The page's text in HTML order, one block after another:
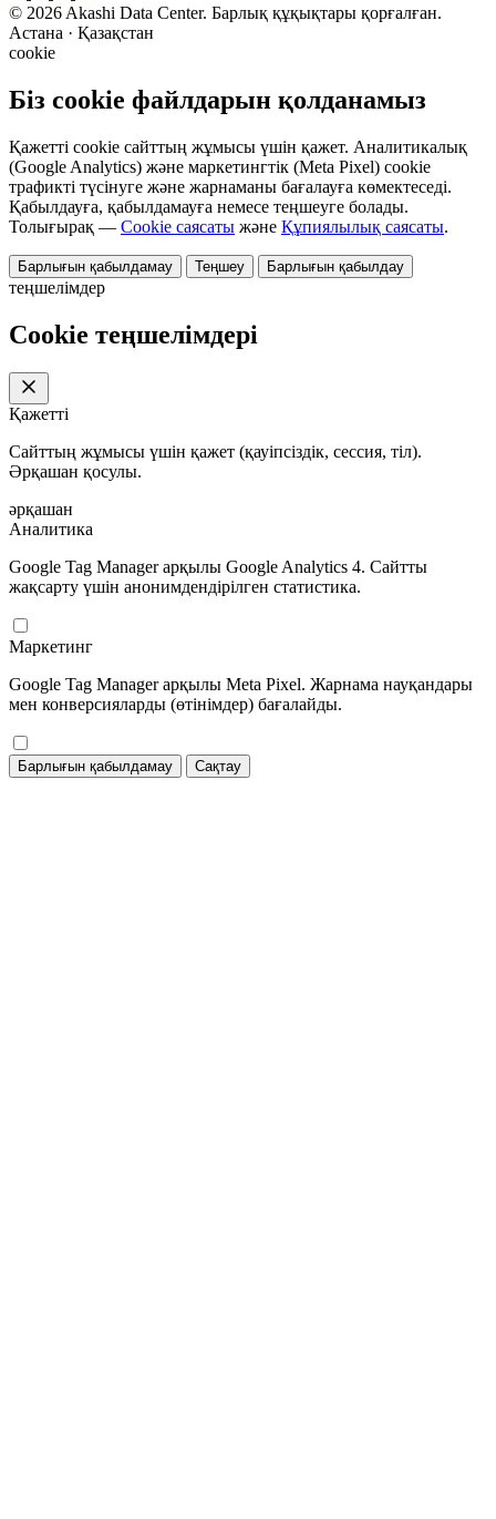
© 2026 Akashi Data Center. Барлық құқықтары қорғалған.
Астана · Қазақстан
cookie
Біз cookie файлдарын қолданамыз
Қажетті cookie сайттың жұмысы үшін қажет. Аналитикалық
(Google Analytics) және маркетингтік (Meta Pixel) cookie
трафикті түсінуге және жарнаманы бағалауға көмектеседі.
Қабылдауға, қабылдамауға немесе теңшеуге болады.
Толығырақ — Cookie саясаты және Құпиялылық саясаты.
Барлығын қабылдамау Теңшеу Барлығын қабылдау
теңшелімдер
Cookie теңшелімдері
Қажетті
Сайттың жұмысы үшін қажет (қауіпсіздік, сессия, тіл).
Әрқашан қосулы.
әрқашан
Аналитика
Google Tag Manager арқылы Google Analytics 4. Сайтты
жақсарту үшін анонимдендірілген статистика.
Маркетинг
Google Tag Manager арқылы Meta Pixel. Жарнама науқандары
мен конверсияларды (өтінімдер) бағалайды.
Барлығын қабылдамау Сақтау